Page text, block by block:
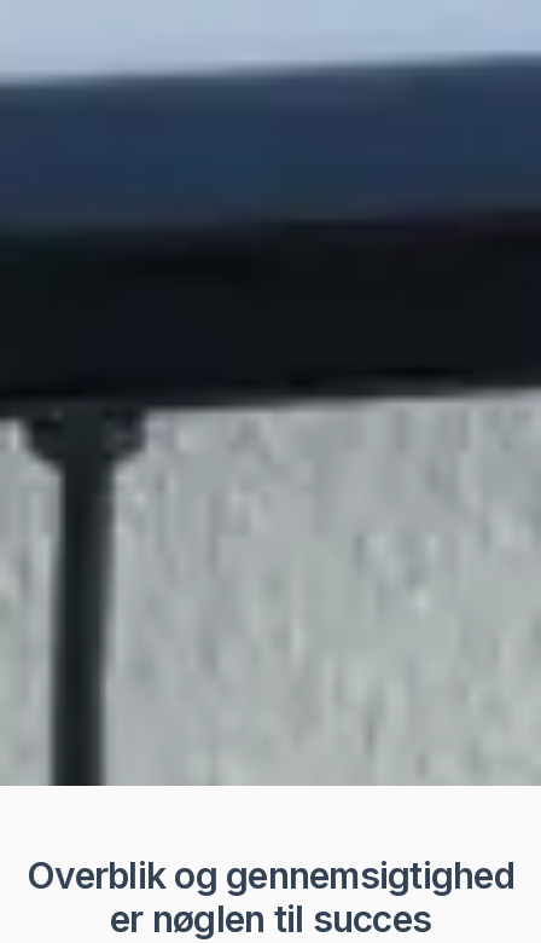
Overblik og gennemsigtighed
er nøglen til succes